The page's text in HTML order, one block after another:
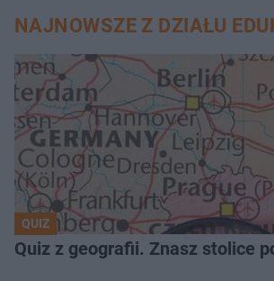
NAJNOWSZE Z DZIAŁU
QUIZ
Quiz z geografii. Znasz stolice